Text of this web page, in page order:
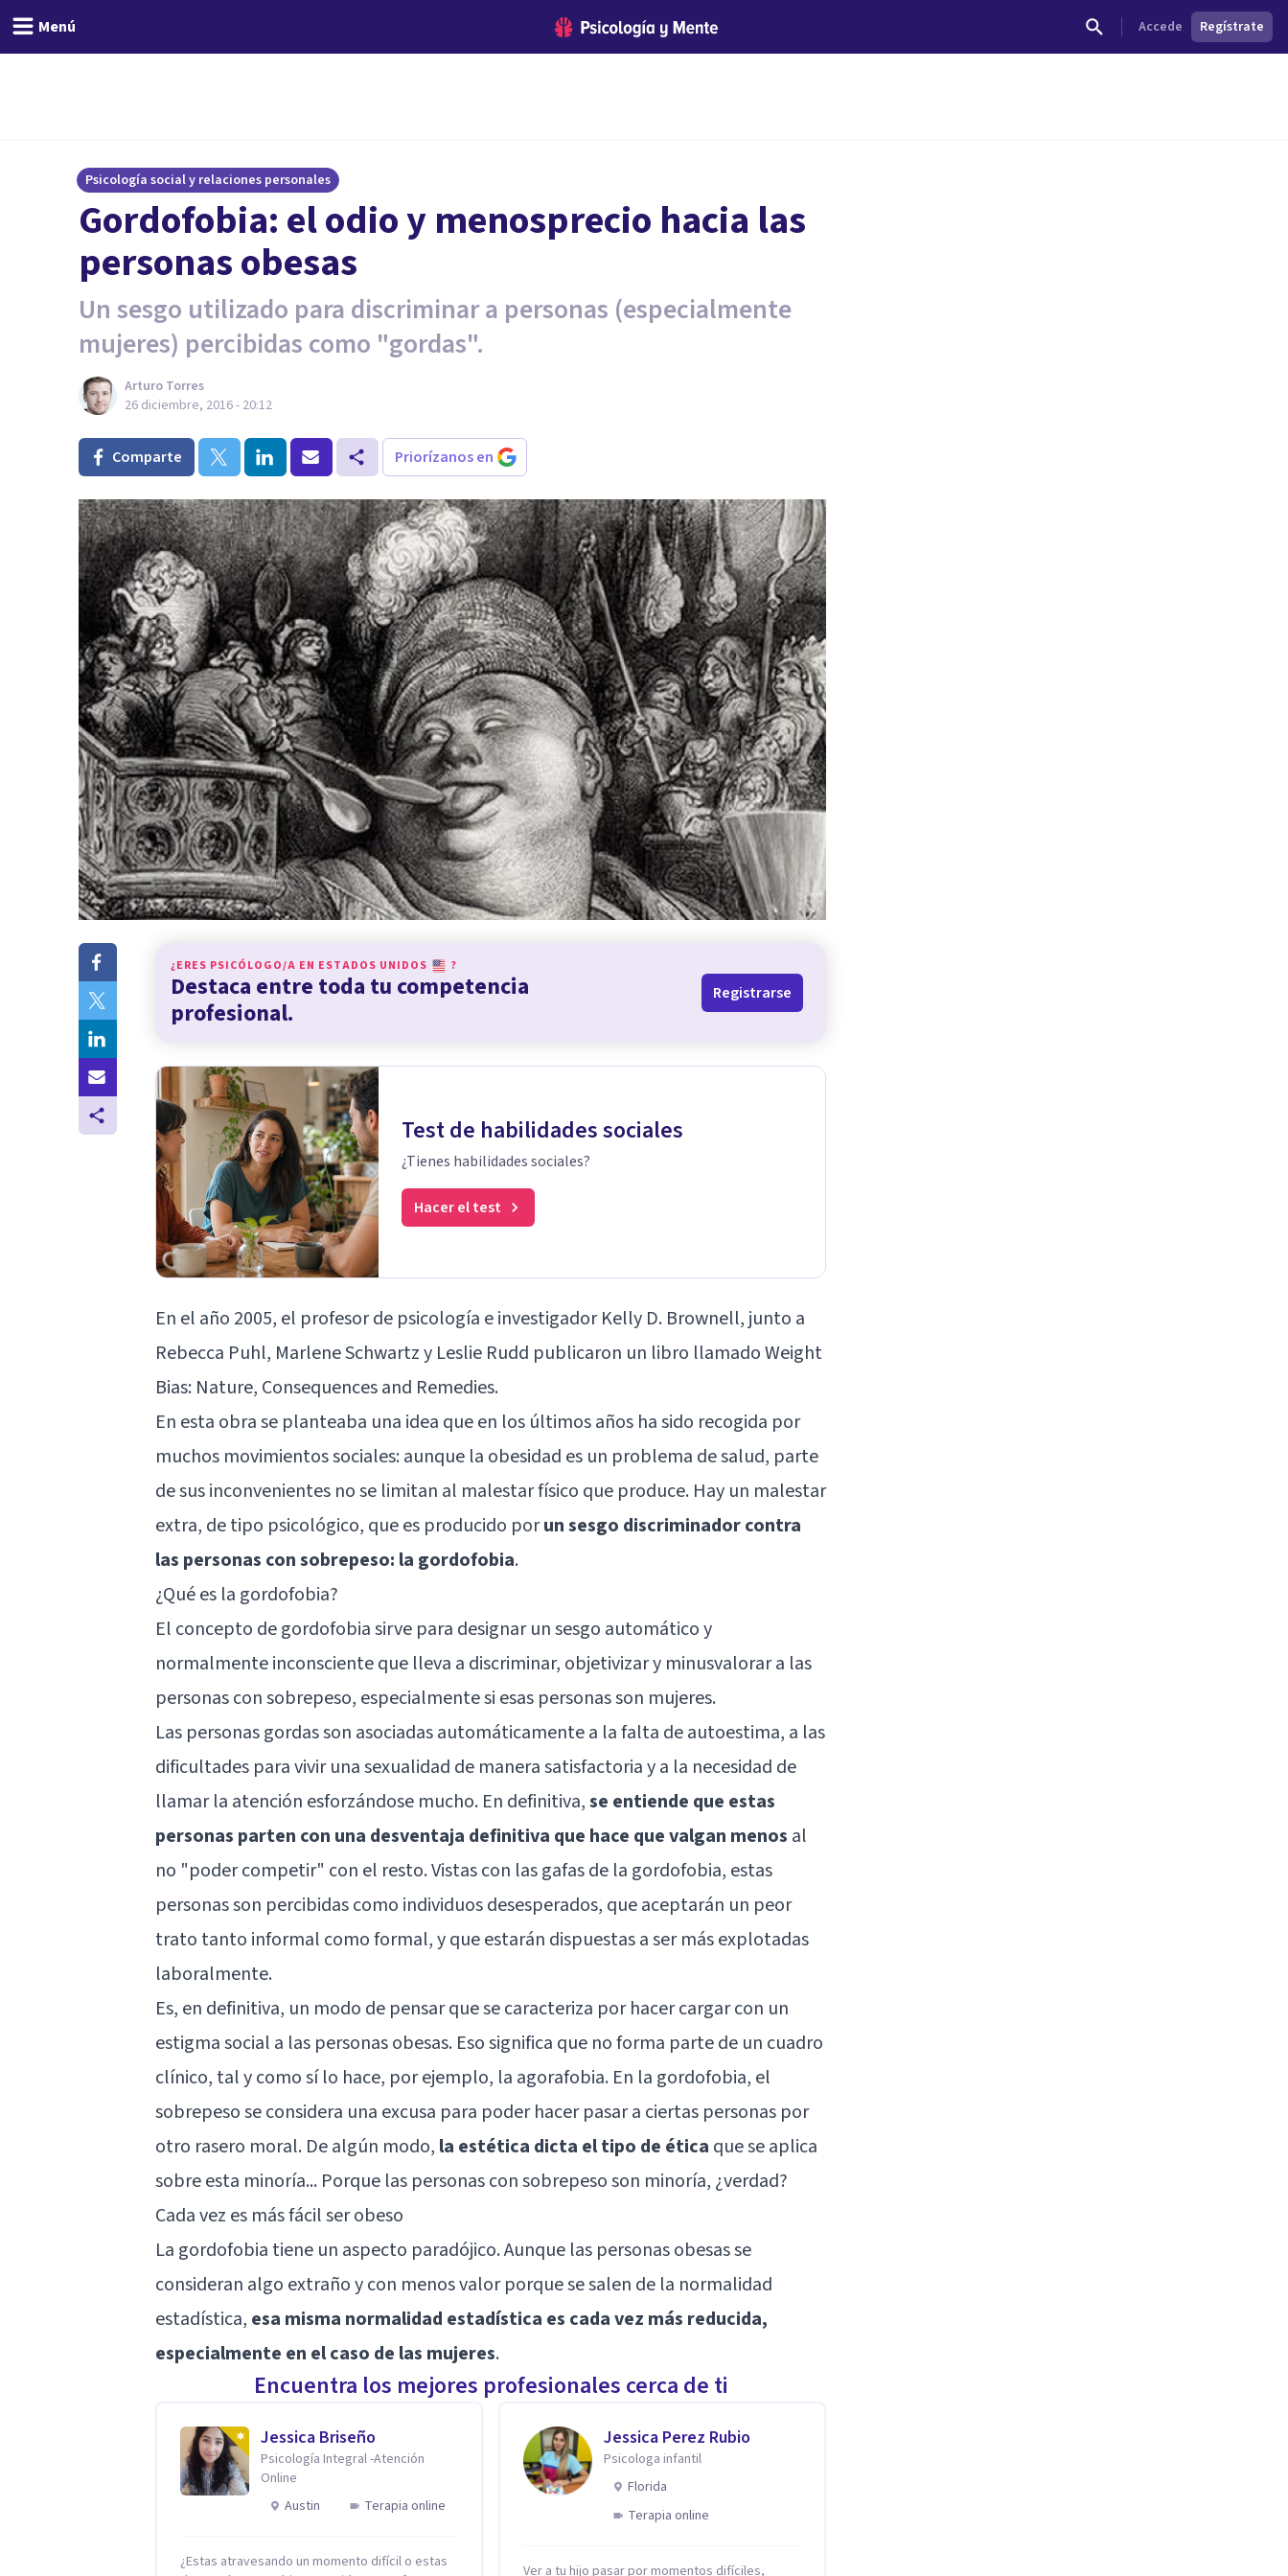
Menú Accede Regístrate
Psicología social y relaciones personales
Gordofobia: el odio y menosprecio hacia las
personas obesas
Un sesgo utilizado para discriminar a personas (especialmente
mujeres) percibidas como "gordas".
Arturo Torres
26 diciembre, 2016 - 20:12
Comparte Priorízanos en
¿ERES PSICÓLOGO/A EN ESTADOS UNIDOS ?
Destaca entre toda tu competencia
profesional.
Registrarse
Test de habilidades sociales
¿Tienes habilidades sociales?
Hacer el test
En el año 2005, el profesor de psicología e investigador Kelly D. Brownell, junto a
Rebecca Puhl, Marlene Schwartz y Leslie Rudd publicaron un libro llamadoWeight
Bias: Nature, Consequences and Remedies.
En esta obra se planteaba una idea que en los últimos años ha sido recogida por
muchos movimientos sociales: aunque la obesidad es un problema de salud, parte
de sus inconvenientes no se limitan al malestar físico que produce. Hay un malestar
extra, de tipo psicológico, que es producido porun sesgo discriminador contra
las personas con sobrepeso: la gordofobia.
¿Qué es la gordofobia?
El concepto de gordofobia sirve para designar un sesgo automático y
normalmente inconsciente que lleva a discriminar, objetivizar y minusvalorar a las
personas con sobrepeso, especialmente si esas personas son mujeres.
Las personas gordas son asociadas automáticamente a la falta deautoestima, a las
dificultades para vivir una sexualidad de manera satisfactoria y a la necesidad de
llamar la atención esforzándose mucho. En definitiva,se entiende que estas
personas parten con una desventaja definitiva que hace que valgan menos al
no "poder competir" con el resto. Vistas con las gafas de la gordofobia, estas
personas son percibidas como individuos desesperados, que aceptarán un peor
trato tanto informal como formal, y que estarán dispuestas a ser más explotadas
laboralmente.
Es, en definitiva, un modo de pensar que se caracteriza por hacer cargar con un
estigma social a las personas obesas. Eso significa que no forma parte de un cuadro
clínico, tal y como sí lo hace, por ejemplo, la agorafobia. En la gordofobia, el
sobrepeso se considera una excusa para poder hacer pasar a ciertas personas por
otro rasero moral. De algún modo, la estética dicta el tipo de ética que se aplica
sobre esta minoría... Porque las personas con sobrepeso son minoría, ¿verdad?
Cada vez es más fácil ser obeso
La gordofobia tiene un aspecto paradójico. Aunque las personas obesas se
consideran algo extraño y con menos valor porque se salen de la normalidad
estadística, esa misma normalidad estadística es cada vez más reducida,
especialmente en el caso de las mujeres.
Encuentra los mejores profesionales cerca de ti
Jessica Briseño
Psicología Integral -Atención
Online
Austin
Terapia online
¿Estas atravesando un momento difícil o estas
Jessica Perez Rubio
Psicologa infantil
Florida
Terapia online
Ver a tu hijo pasar por momentos difíciles,